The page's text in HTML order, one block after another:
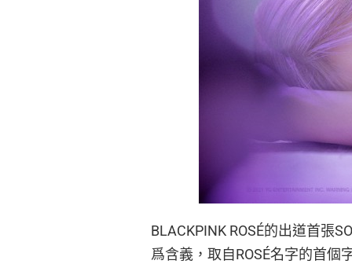
BLACKPINK ROSÉ的出道首張
爲含義，取自ROSÉ名字的首個